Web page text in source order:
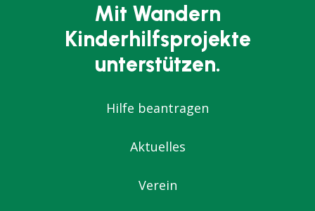
Mit Wandern
Kinderhilfsprojekte
unterstützen.
Hilfe beantragen
Aktuelles
Verein